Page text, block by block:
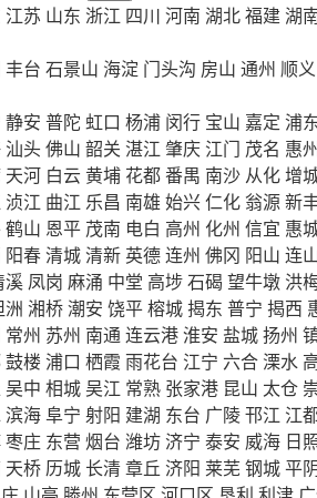
江苏 山东 浙江 四川 河南 湖北福建湖
丰台 石景山 海淀 门头沟 房山 通州 顺义
静安 普陀 虹口 杨浦 闵行 宝山 嘉定 浦
汕头佛山 韶关 湛江 肇庆 江门 茂名 惠
天河 白云黄埔 花都番禺 南沙 从化增
浈江 曲江 乐昌 南雄 始兴仁化 翁源新
鹤山 恩平 茂南 电白 高州 化州 信宜 惠
阳春清城清新 英德连州 佛冈 阳山 连
溪 凤岗 麻涌 中堂 高埗石碣 望牛墩 洪
洲 湘桥潮安 饶平榕城揭东 普宁 揭西
常州 苏州 南通连云港淮安 盐城扬州
鼓楼 浦口 栖霞 雨花台 江宁 六合 溧水
吴中 相城吴江 常熟 张家港 昆山 太仓
滨海阜宁 射阳 建湖 东台 广陵邗江 江
枣庄 东营 烟台 潍坊济宁 泰安 威海 日
天桥 历城 长清章丘 济阳 莱芜钢城平